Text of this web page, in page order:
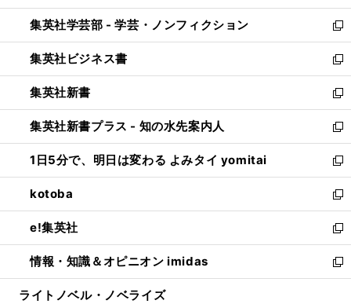
開
く
ウ
で
開
く
ン
ド
ウ
で
開
く
ウ
ィ
ン
ド
ウ
で
開
く
集英社学芸部 - 学芸・ノンフィクション
新
し
い
ウ
ィ
ン
ド
ウ
で
開
く
集英社ビジネス書
新
し
い
ウ
ィ
ン
ド
ウ
で
開
く
集英社新書
新
し
い
ウ
ィ
ン
ド
ウ
で
開
く
集英社新書プラス - 知の水先案内人
新
し
い
ウ
ィ
ン
ド
ウ
で
開
1日5分で、明日は変わる よみタイ yomitai
新
し
い
ウ
ィ
ン
ド
ウ
kotoba
新
し
い
ウ
ィ
ン
e!集英社
新
し
い
ウ
情報・知識＆オピニオン imidas
新
し
ライトノベル・ノベライズ